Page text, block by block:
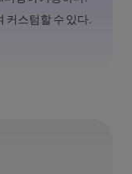
커스텀할 수 있다.